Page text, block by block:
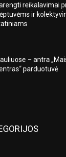
reikalavimai
ir
– antra
parduotuvė